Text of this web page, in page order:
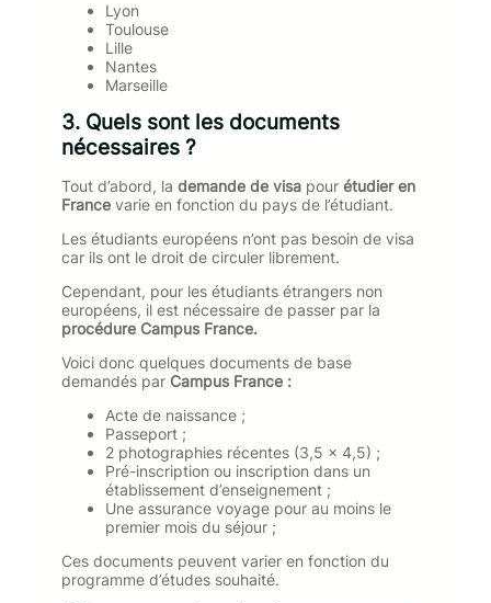
Lyon
Toulouse
Lille
Nantes
Marseille
3. Quels sont les documents
nécessaires ?
Tout d’abord, la demande de visa pour étudier en
France varie en fonction du pays de l’étudiant.
Les étudiants européens n’ont pas besoin de visa
car ils ont le droit de circuler librement.
Cependant, pour les étudiants étrangers non
européens, il est nécessaire de passer par la
procédure Campus France.
Voici donc quelques documents de base
demandés par Campus France :
Acte de naissance ;
Passeport ;
2 photographies récentes (3,5 x 4,5) ;
Pré-inscription ou inscription dans un
établissement d’enseignement ;
Une assurance voyage pour au moins le
premier mois du séjour ;
Ces documents peuvent varier en fonction du
programme d’études souhaité.